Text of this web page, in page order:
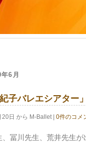
6月
紀子バレエシアター
日 から M-Ballet | 0件のコメ
、冨川先生、荒井先生